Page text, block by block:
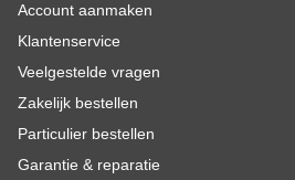
Account aanmaken
Klantenservice
Veelgestelde vragen
Zakelijk bestellen
Particulier bestellen
Garantie & reparatie